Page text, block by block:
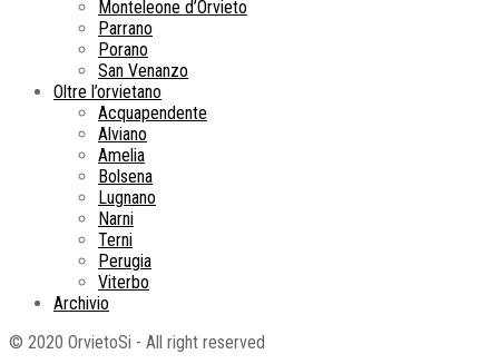
Monteleone d’Orvieto
Parrano
Porano
San Venanzo
Oltre l’orvietano
Acquapendente
Alviano
Amelia
Bolsena
Lugnano
Narni
Terni
Perugia
Viterbo
Archivio
© 2020 OrvietoSi - All right reserved